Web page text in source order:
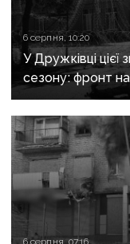
6 серпня, 10:20
У Дружківці
сезону: фронт
критично
6 серпня, 07:16